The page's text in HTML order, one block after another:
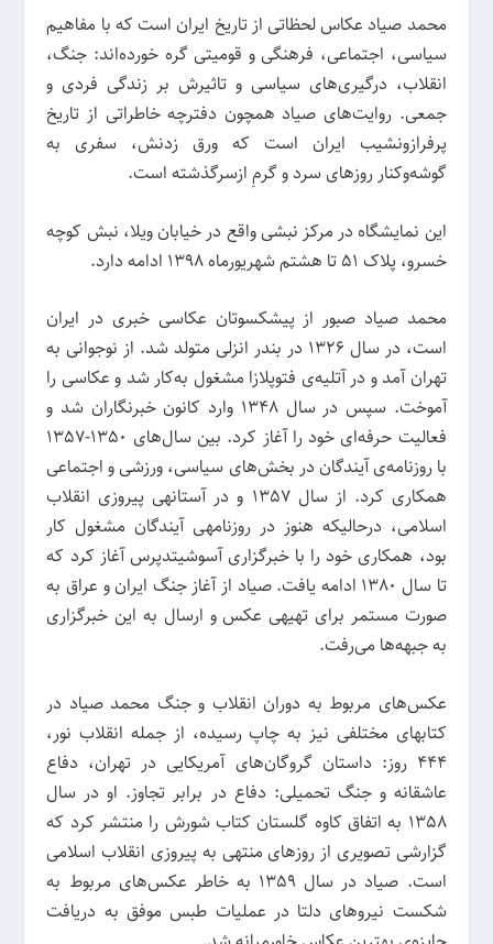
محمد صیاد عکاس لحظاتی از تاریخ ایران است که با مفاهیم
سیاسی، اجتماعی، فرهنگی و قومیتی گره خورده‌اند: جنگ،
انقلاب، درگیری‌های سیاسی و تاثیرش بر زندگی فردی و
جمعی. روایت‌های صیاد همچون دفترچه خاطراتی از تاریخ
پرفرازونشیب ایران است که ورق زدنش، سفری به
گوشه‌وکنار روزهای سرد و گرمِ ازسرگذشته است.
این نمایشگاه در مرکز نبشی واقع در خیابان ویلا، نبش کوچه
خسرو، پلاک 51 تا هشتم شهریورماه ١٣٩٨ ادامه دارد.
محمد صیاد صبور از پیشکسوتان عکاسی خبری در ایران
است، در سال 1326 در بندر انزلی متولد شد. از نوجوانی به
تهران آمد و در آتلیه‌ی فتوپلازا مشغول به‌کار شد و عکاسی را
آموخت. سپس در سال 1348 وارد کانون خبرنگاران شد و
فعالیت حرفه‌ای خود را آغاز کرد. بین سال‌های 1350-1357
با روزنامه‌ی آیندگان در بخش‌های سیاسی، ورزشی و اجتماعی
همکاری کرد. از سال 1357 و در آستانه‎ی پیروزی انقلاب
اسلامی، درحالی‎که هنوز در روزنامه‎ی آیندگان مشغول کار
بود، همکاری خود را با خبرگزاری آسوشیتدپرس آغاز کرد که
تا سال 1380 ادامه یافت. صیاد از آغاز جنگ ایران و عراق به
صورت مستمر برای تهیه‎ی عکس و ارسال به این خبرگزاری
به جبهه‌ها می‌رفت.
عکس‌های مربوط به دوران انقلاب و جنگ محمد صیاد در
کتاب‎های مختلفی نیز به چاپ رسیده، از جمله انقلاب نور،
444 روز: داستان گروگان‌های آمریکایی در تهران، دفاع
عاشقانه و جنگ تحمیلی: دفاع در برابر تجاوز. او در سال
1358 به اتفاق کاوه گلستان کتاب شورش را منتشر کرد که
گزارشی تصویری از روزهای منتهی به پیروزی انقلاب اسلامی
است. صیاد در سال 1359 به خاطر عکس‌های مربوط به
شکست نیروهای دلتا در عملیات طبس موفق به دریافت